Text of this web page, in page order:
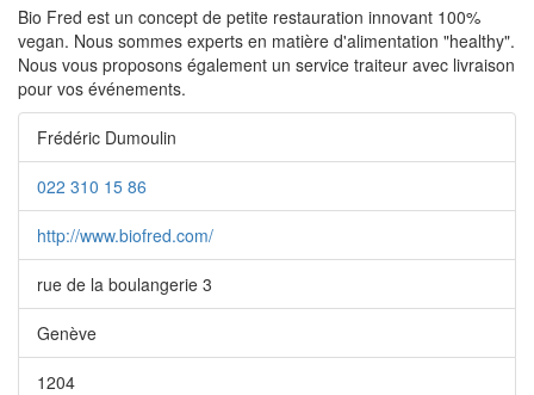
Bio Fred est un concept de petite restauration innovant 100%
vegan. Nous sommes experts en matière d'alimentation "healthy".
Nous vous proposons également un service traiteur avec livraison
pour vos événements.
Frédéric Dumoulin
022 310 15 86
http://www.biofred.com/
rue de la boulangerie 3
Genève
1204